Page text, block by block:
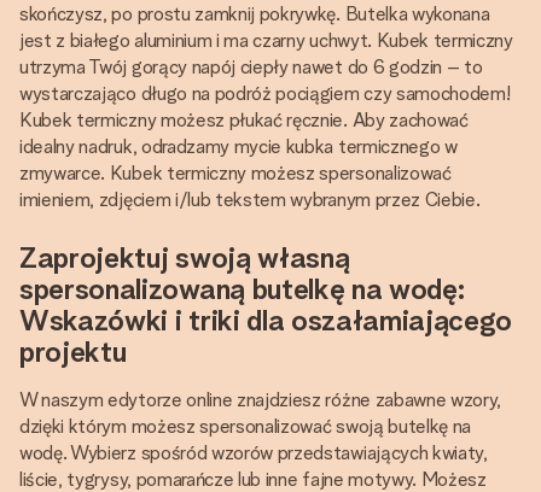
skończysz, po prostu zamknij pokrywkę. Butelka wykonana
jest z białego aluminium i ma czarny uchwyt. Kubek termiczny
utrzyma Twój gorący napój ciepły nawet do 6 godzin – to
wystarczająco długo na podróż pociągiem czy samochodem!
Kubek termiczny możesz płukać ręcznie. Aby zachować
idealny nadruk, odradzamy mycie kubka termicznego w
zmywarce. Kubek termiczny możesz spersonalizować
imieniem, zdjęciem i/lub tekstem wybranym przez Ciebie.
Zaprojektuj swoją własną
spersonalizowaną butelkę na wodę:
Wskazówki i triki dla oszałamiającego
projektu
W naszym edytorze online znajdziesz różne zabawne wzory,
dzięki którym możesz spersonalizować swoją butelkę na
wodę. Wybierz spośród wzorów przedstawiających kwiaty,
liście, tygrysy, pomarańcze lub inne fajne motywy. Możesz